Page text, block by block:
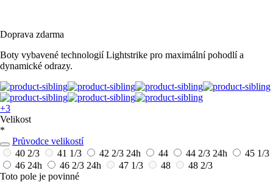
Doprava zdarma
Boty vybavené technologií Lightstrike pro maximální pohodlí a
dynamické odrazy.
+3
Velikost
*
Průvodce velikostí
40 2/3
41 1/3 42 2/3 24h 44 44 2/3 24h
45 1/3
46 24h 46 2/3 24h 47 1/3 48
48 2/3
Toto pole je povinné